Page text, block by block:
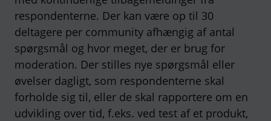
respondenterne. Der kan være op til 30
deltagere per community afhængig af antal
spørgsmål og hvor meget, der er brug for
moderation. Der stilles nye spørgsmål eller
øvelser dagligt, som respondenterne skal
forholde sig til, eller de skal rapportere om en
udvikling over tid, f.eks. ved test af et produkt,